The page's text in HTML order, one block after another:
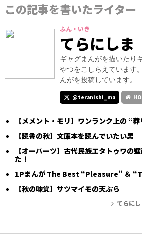
この記事を書いたライター
ふん・いき
てらにしま
ギャグまんがを描いたり
やつをこしらえています
んがを投稿しています。
@teranishi_ma
【メメント・モリ】ワンランク上の “
【読書の秋】文庫本を読んでいたい男
【オーパーツ】古代民族エタトゥワの
た！
1Pまんが The Best “Pleasure” ＆
【秋の味覚】サツマイモの天ぷら
てらに